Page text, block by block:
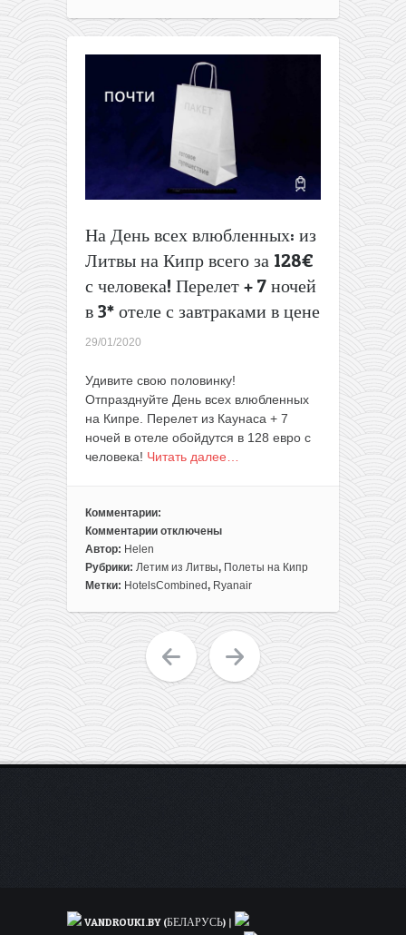
Каунаса
Кипр
На День всех влюбленных: из
Литвы на Кипр всего за 128€
с человека! Перелет + 7 ночей
в 3* отеле с завтраками в цене
29/01/2020
Удивите свою половинку!
Отпразднуйте День всех влюбленных
на Кипре. Перелет из Каунаса + 7
ночей в отеле обойдутся в 128 евро с
человека! Читать далее…
Комментарии:
Комментарии
к
записи
На
всех
влюбленных:
Литвы
всего
за
128€
отеле
отключены
Автор: Helen
Рубрики: Летим из Литвы, Полеты на Кипр
Метки: HotelsCombined, Ryanair
VANDROUKI.BY (БЕЛАРУСЬ) |